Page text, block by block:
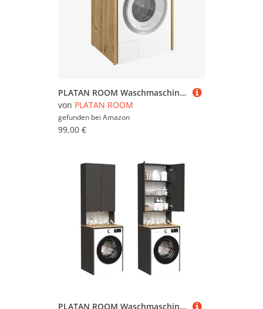
PLATAN ROOM Waschmaschinenschrank 90 x 65 x 50/56 cm geeignet für Waschmaschine & Wäschetrockner, Waschmaschinenschrank Überbauschrank, Badezimmermöbel (Eiche Gold Craft, 56 cm tief)
von PLATAN ROOM
gefunden bei Amazon
99,00 €
PLATAN ROOM Waschmaschinenschrank Badezimmer Hochschrank Überbauschrank für Waschmaschine und Wäschetrockner 210 x 65 x 50/56 cm weiß (Anthrazit/Eiche Artis, 56 cm tief)